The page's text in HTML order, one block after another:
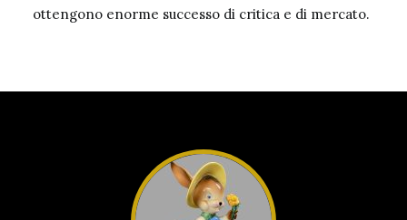
ottengono enorme successo di critica e di mercato.